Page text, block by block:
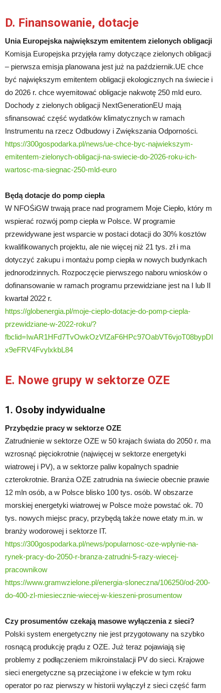
D. Finansowanie, dotacje
Unia Europejska największym emitentem zielonych obligacji
Komisja Europejska przyjęła ramy dotyczące zielonych obligacji
– pierwsza emisja planowana jest już na październik.UE chce
być największym emitentem obligacji ekologicznych na świecie i
do 2026 r. chce wyemitować obligacje nakwotę 250 mld euro.
Dochody z zielonych obligacji NextGenerationEU mają
sfinansować część wydatków klimatycznych w ramach
Instrumentu na rzecz Odbudowy i Zwiększania Odporności.
https://300gospodarka.pl/news/ue-chce-byc-najwiekszym-
emitentem-zielonych-obligacji-na-swiecie-do-2026-roku-ich-
wartosc-ma-siegnac-250-mld-euro
Będą dotacje do pomp ciepła
W NFOŚiGW trwają prace nad programem Moje Ciepło, który m
wspierać rozwój pomp ciepła w Polsce. W programie
przewidywane jest wsparcie w postaci dotacji do 30% kosztów
kwalifikowanych projektu, ale nie więcej niż 21 tys. zł i ma
dotyczyć zakupu i montażu pomp ciepła w nowych budynkach
jednorodzinnych. Rozpoczęcie pierwszego naboru wniosków o
dofinansowanie w ramach programu przewidziane jest na I lub II
kwartał 2022 r.
https://globenergia.pl/moje-cieplo-dotacje-do-pomp-ciepla-
przewidziane-w-2022-roku/?
fbclid=IwAR1HFd7TvOwkOzVfZaF6HPc97OabVT6vjoT08bypDI
x9eFRV4FvylxkbL84
E. Nowe grupy w sektorze OZE
1. Osoby indywidualne
Przybędzie pracy w sektorze OZE
Zatrudnienie w sektorze OZE w 50 krajach świata do 2050 r. ma
wzrosnąć pięciokrotnie (najwięcej w sektorze energetyki
wiatrowej i PV), a w sektorze paliw kopalnych spadnie
czterokrotnie. Branża OZE zatrudnia na świecie obecnie prawie
12 mln osób, a w Polsce blisko 100 tys. osób. W obszarze
morskiej energetyki wiatrowej w Polsce może powstać ok. 70
tys. nowych miejsc pracy, przybędą także nowe etaty m.in. w
branży wodorowej i sektorze IT.
https://300gospodarka.pl/news/popularnosc-oze-wplynie-na-
rynek-pracy-do-2050-r-branza-zatrudni-5-razy-wiecej-
pracownikow
https://www.gramwzielone.pl/energia-sloneczna/106250/od-200-
do-400-zl-miesiecznie-wiecej-w-kieszeni-prosumentow
Czy prosumentów czekają masowe wyłączenia z sieci?
Polski system energetyczny nie jest przygotowany na szybko
rosnącą produkcję prądu z OZE. Już teraz pojawiają się
problemy z podłączeniem mikroinstalacji PV do sieci. Krajowe
sieci energetyczne są przeciążone i w efekcie w tym roku
operator po raz pierwszy w historii wyłączył z sieci część farm